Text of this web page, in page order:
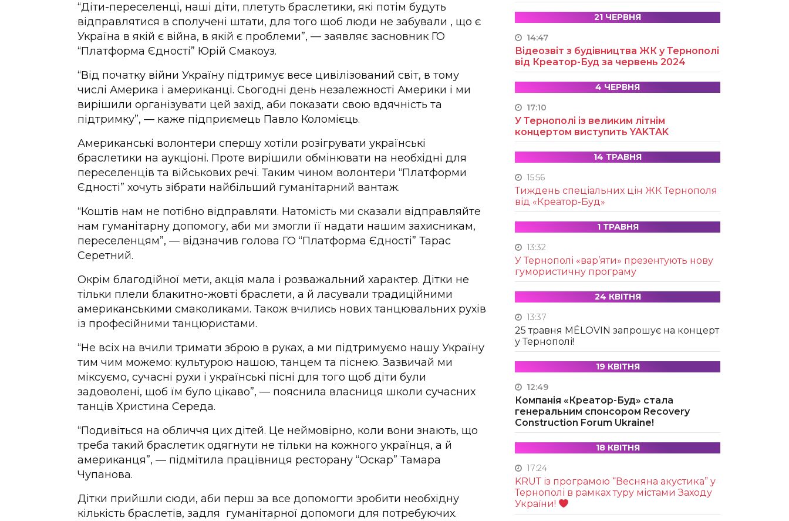
“Діти-переселенці, наші діти, плетуть браслетики, які потім будуть
відправлятися в сполучені штати, для того щоб люди не забували , що є
Україна в якій є війна, в якій є проблеми”, — заявляє засновник ГО
“Платформа Єдності” Юрій Смакоуз.
“Від початку війни Україну підтримує весе цивілізований світ, в тому
числі Америка і американці. Сьогодні день незалежності Америки і ми
вирішили організувати цей захід, аби показати свою вдячність та
підтримку”, — каже підприємець Павло Коломієць.
Американські волонтери спершу хотіли розігрувати українські
браслетики на аукціоні. Проте вирішили обмінювати на необхідні для
переселенців та військових речі. Таким чином волонтери “Платформи
Єдності” хочуть зібрати найбільший гуманітарний вантаж.
“Коштів нам не потібно відправляти. Натомість ми сказали відправляйте
нам гуманітарну допомогу, аби ми змогли її надати нашим захисникам,
переселенцям”, — відзначив голова ГО “Платформа Єдності” Тарас
Серетний.
Окрім благодійної мети, акція мала і розважальний характер. Дітки не
тільки плели блакитно-жовті браслети, а й ласували традиційними
американськими смаколиками. Також вчились нових танцювальних рухів
із професійними танцюристами.
“Не всіх на вчили тримати зброю в руках, а ми підтримуємо нашу Україну
тим чим можемо: культурою нашою, танцем та піснею. Зазвичай ми
міксуємо, сучасні рухи і українські пісні для того щоб діти були
задоволені, щоб їм було цікаво”, — пояснила власниця школи сучасних
танців Христина Середа.
“Подивіться на обличчя цих дітей. Це неймовірно, коли вони знають, що
треба такий браслетик одягнути не тільки на кожного українця, а й
американця”, — підмітила працівниця ресторану “Оскар” Тамара
Чупанова.
Дітки прийшли сюди, аби перш за все допомогти зробити необхідну
кількість браслетів, задля гуманітарної допомоги для потребуючих.
21 ЧЕРВНЯ
14:47
Відеозвіт з будівництва ЖК у Тернополі
від Креатор-Буд за червень 2024
4 ЧЕРВНЯ
17:10
У Тернополі із великим літнім
концертом виступить YAKTAK
14 ТРАВНЯ
15:56
Тиждень спеціальних цін ЖК Тернополя
від «Креатор-Буд»
1 ТРАВНЯ
13:32
У Тернополі «вар’яти» презентують нову
гумористичну програму
24 КВІТНЯ
13:37
25 травня MÉLOVIN запрошує на концерт
у Тернополі!
19 КВІТНЯ
12:49
Компанія «Креатор-Буд» стала
генеральним спонсором Recovery
Construction Forum Ukraine!
18 КВІТНЯ
17:24
KRUТ із програмою “Весняна акустика” у
Тернополі в рамках туру містами Заходу
України!